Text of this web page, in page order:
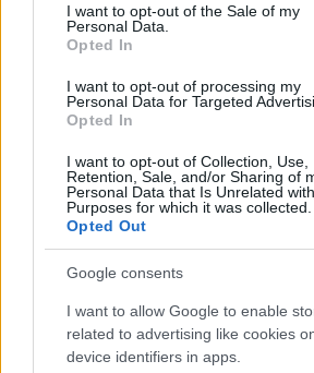
consent section.
I want to opt-out of the Sale of my
Personal Data.
Opted In
I want to opt-out of processing my
Personal Data for Targeted
Opted In
I want to opt-out of Collection, Use,
Retention, Sale, and/or Sharing of
Personal Data that Is Unrelated
Purposes for which it was collected.
Opted Out
Google consents
I want to allow Google to enable
related to advertising like cookies
device identifiers in apps.
Akváriumban több vendég
januári MÜPA-akusztikon már
20-án, pénteken a zenekar
egész nap kedvenc zenéit
DJ Foodtól kortárs techno-ig,
Leonard Cohenig izgalmas
műsorban - és előtte érdemes
Kollektor-cikkünket
Prieger izgalmas és szerteágazó
és akkor jöjjön a mix, amelyben a
szerepelnek: